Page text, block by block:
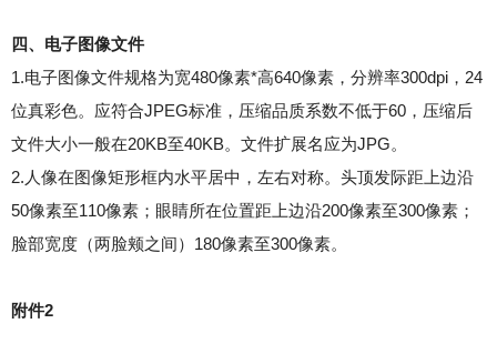
四、电子图像文件
1.电子图像文件规格为宽480像素*高640像素，分辨率300dpi，24
位真彩色。应符合JPEG标准，压缩品质系数不低于60，压缩后
文件大小一般在20KB至40KB。文件扩展名应为JPG。
2.人像在图像矩形框内水平居中，左右对称。头顶发际距上边沿
50像素至110像素；眼睛所在位置距上边沿200像素至300像素；
脸部宽度（两脸颊之间）180像素至300像素。
附件2